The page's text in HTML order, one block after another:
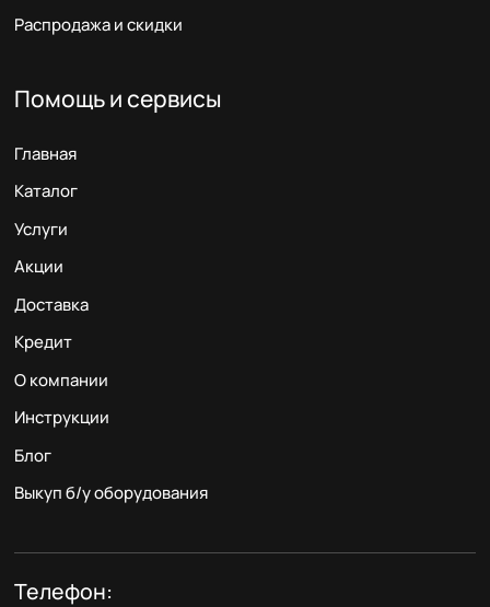
Распродажа и скидки
Помощь и сервисы
Главная
Каталог
Услуги
Акции
Доставка
Кредит
О компании
Инструкции
Блог
Выкуп б/у оборудования
Телефон: